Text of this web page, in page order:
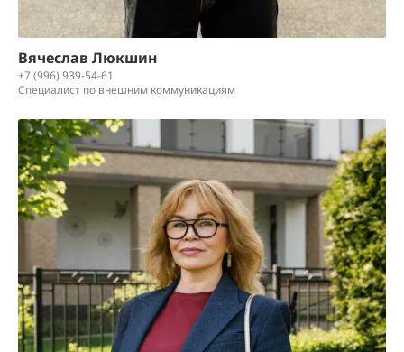
Вячеслав Люкшин
+7 (996) 939-54-61
Специалист по внешним коммуникациям